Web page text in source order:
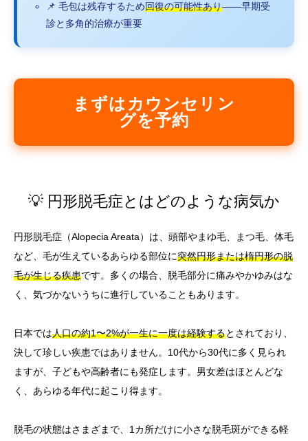
📌 毛包は残存するため回復の可能性あり——早期受
診と多角的治療が重要
まずはカウンセリン
グを予約
💡 円形脱毛症とはどのような病気か
円形脱毛症（Alopecia Areata）は、頭部やまゆ毛、まつ毛、体毛
など、毛が生えているあらゆる部位に突然円形または楕円形の脱
毛が生じる疾患です。多くの場合、脱毛部分に痛みやかゆみはな
く、気づかないうちに進行していることもあります。
日本では人口の約1〜2%が一生に一度は経験するとされており、
決して珍しい疾患ではありません。10代から30代に多く見られ
ますが、子どもや高齢者にも発症します。男女差はほとんどな
く、あらゆる年代に起こり得ます。
脱毛の状態はさまざまで、1カ所だけに小さな脱毛斑ができる軽